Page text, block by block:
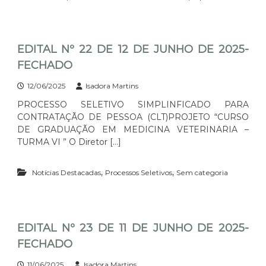
EDITAL Nº 22 DE 12 DE JUNHO DE 2025-
FECHADO
12/06/2025 Isadora Martins
PROCESSO SELETIVO SIMPLINFICADO PARA
CONTRATAÇÃO DE PESSOA (CLT)PROJETO “CURSO
DE GRADUAÇÃO EM MEDICINA VETERINARIA –
TURMA VI ” O Diretor […]
Notícias Destacadas, Processos Seletivos, Sem categoria
EDITAL Nº 23 DE 11 DE JUNHO DE 2025-
FECHADO